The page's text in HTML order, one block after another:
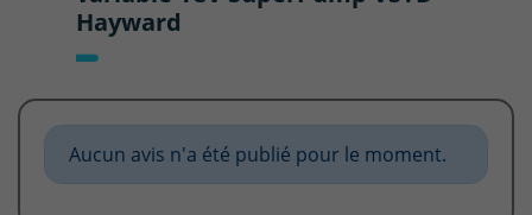
Hayward
Aucun avis n'a été publié pour le moment.